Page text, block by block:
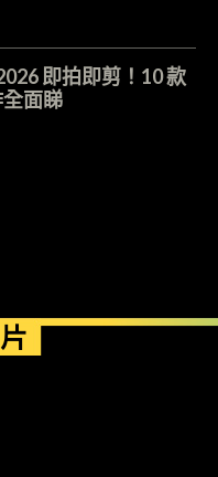
即拍即剪！10 款
面睇